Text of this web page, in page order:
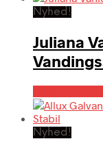
Nyhed!
Juliana
Nyhed!